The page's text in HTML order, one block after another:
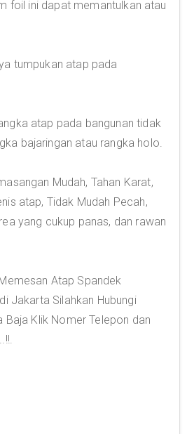
foil ini dapat memantulkan atau
tumpukan atap pada
atap pada bangunan tidak
bajaringan atau rangka holo.
Mudah, Tahan Karat,
atap, Tidak Mudah Pecah,
yang cukup panas, dan rawan
Atap Spandek
Jakarta Silahkan Hubungi
Klik Nomer Telepon dan